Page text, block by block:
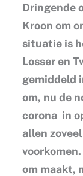
Dringende
Kroon om
situatie is
Losser en
gemiddeld
om, nu de
corona in
allen
om maakt,